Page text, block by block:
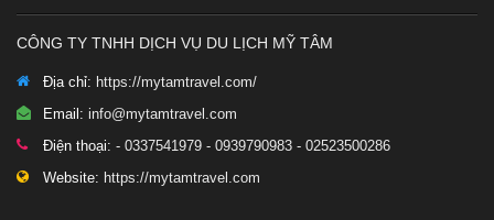
CÔNG TY TNHH DỊCH VỤ DU LỊCH MỸ TÂM
Địa chỉ: https://mytamtravel.com/
Email: info@mytamtravel.com
Điện thoại: - 0337541979 - 0939790983 - 02523500286
Website: https://mytamtravel.com